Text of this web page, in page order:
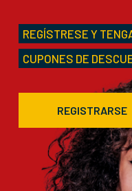
REGÍSTRESE Y
CUPONES DE
REGISTRARSE